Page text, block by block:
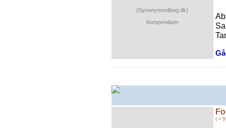
(Synonymordbog.dk)
Kompendium
( >